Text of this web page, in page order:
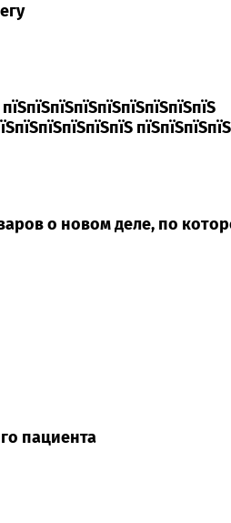
о новом деле, по
пациента